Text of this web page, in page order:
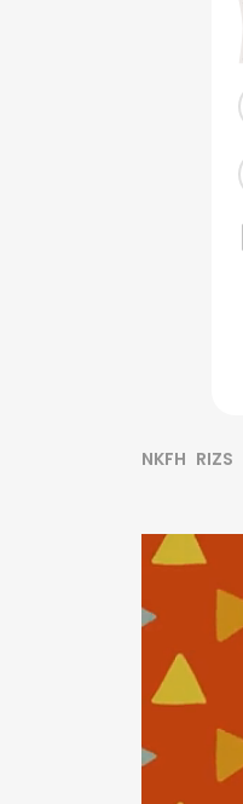
NKFH RIZS